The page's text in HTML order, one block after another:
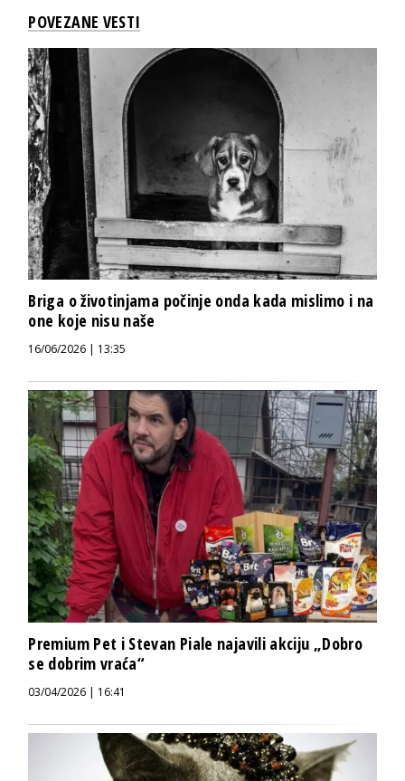
POVEZANE VESTI
Briga o životinjama počinje onda kada mislimo i na
one koje nisu naše
16/06/2026 | 13:35
Premium Pet i Stevan Piale najavili akciju „Dobro
se dobrim vraća“
03/04/2026 | 16:41